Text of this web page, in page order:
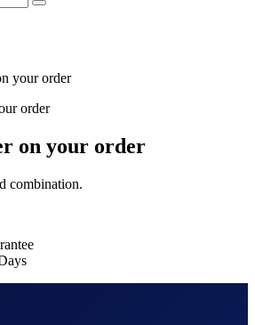
your order
on your order
combination.